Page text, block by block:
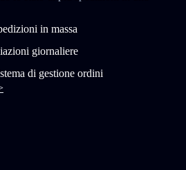
in massa
giornaliere
di gestione ordini